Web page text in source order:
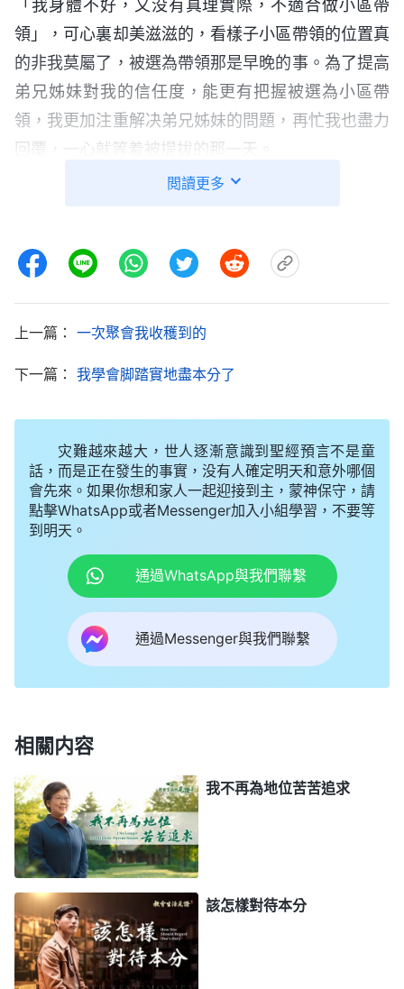
「我身體不好，又没有真理實際，不適合做小區帶
領」，可心裏却美滋滋的，看樣子小區帶領的位置真
的非我莫屬了，被選為帶領那是早晚的事。為了提高
弟兄姊妹對我的信任度，能更有把握被選為小區帶
領，我更加注重解决弟兄姊妹的問題，再忙我也盡力
回覆，一心就等着被提拔的那一天。
一天，小區帶領跟我説：「姊妹，我們看你挺有
聽就按捺不住心中的喜悦，終于要給我調本分了。我
故作鎮定地説：「給我調什麽本分啊？」小區帶領微
笑着説：「現在教會有很多新人需要澆灌，我們綜合
衡量了一下，看你比較有愛心，覺得你澆灌新人比較
合適，不過還可以傳福音，看你擅長哪一樣。」當時
澆得我透心凉。我怎麽也想不通，「不是選我做帶領
嗎？按我的工作能力即使做不了小區帶領做教會帶領
總行吧，怎麽讓我澆灌新人呢？澆灌新人不就是『保
育員』嗎？整天和新人打交道，没啥地位又不露臉，
這還不如盡文字本分呢，最起碼這些弟兄姊妹都熟悉
我，也了解我的工作能力，將來我還有被選為帶領的
機會，澆灌新人能有啥前途呀？我這麽努力，弟兄姊
妹怎麽就看不着我呢？」小區帶領看我不吱聲就問我
怎麽想的，我假裝鎮定地説：「没啥想法，你們看着
安排吧。」説完我就以要聚會為由趕緊離開了。想到
可我倒好，從文字本分又調到澆灌新人，離帶領的位
不追求真理，説不定上層帶領也會認為我是扶不起的
阿斗，這以後咋見人哪！我心裏極度痛苦，認為再也
不會被重用了，活着還有什麽意思呀？我的情形很消
沉，盡本分特别被動。有的新人臨到家庭變故情形不
好，我也是應付着交通，没有解决問題；有的新人聚
會不正常，我也没有負擔跟進了。後來小區帶領揭露
我是「官僚」「甩手掌櫃」，我心裏很害怕，就哭着
閲讀更多
上一篇： 一次聚會我收穫到的
下一篇： 我學會脚踏實地盡本分了
灾難越來越大，世人逐漸意識到聖經預言不是童
話，而是正在發生的事實，没有人確定明天和意外哪個
會先來。如果你想和家人一起迎接到主，蒙神保守，請
點擊WhatsApp或者Messenger加入小組學習，不要等
到明天。
通過WhatsApp與我們聯繫
通過Messenger與我們聯繫
相關内容
我不再為地位苦苦追求
該怎樣對待本分